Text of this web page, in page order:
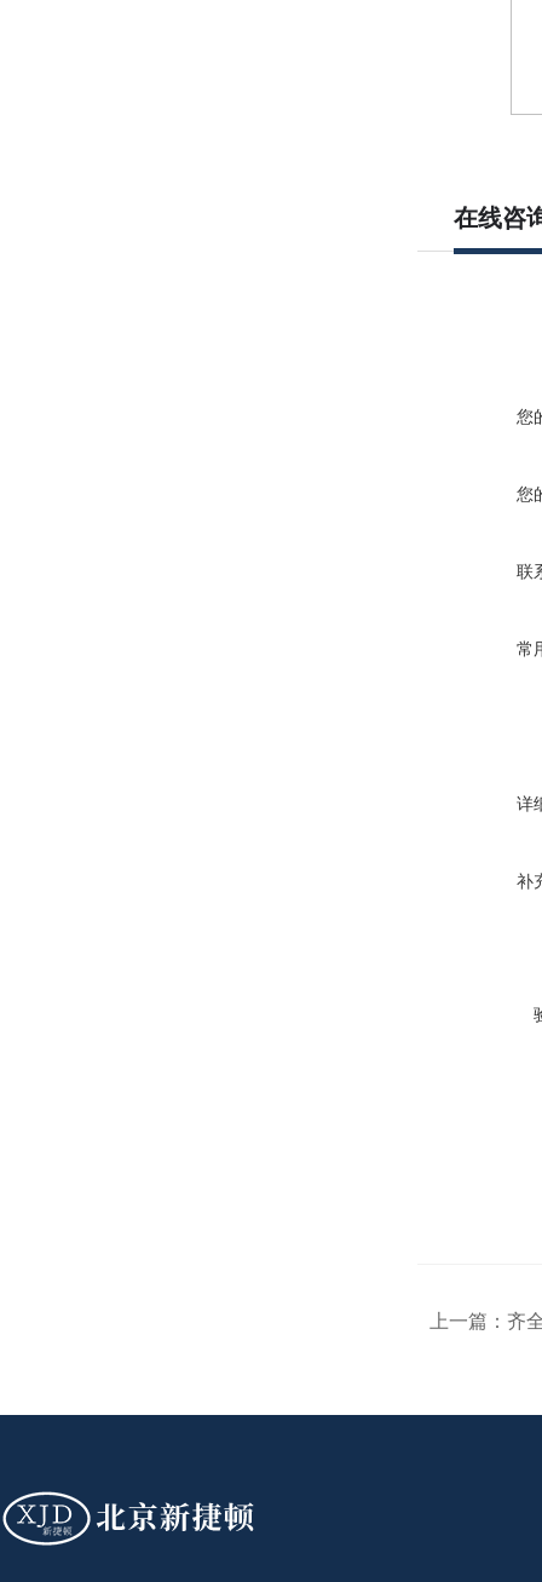
在线咨
您
您
联
常
详
补
上一篇： 齐